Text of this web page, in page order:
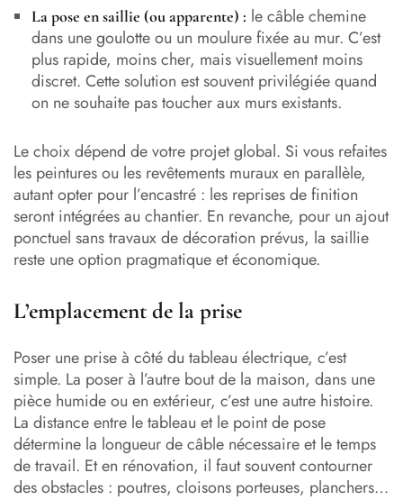
La pose en saillie (ou apparente) : le câble chemine
dans une goulotte ou un moulure fixée au mur. C’est
plus rapide, moins cher, mais visuellement moins
discret. Cette solution est souvent privilégiée quand
on ne souhaite pas toucher aux murs existants.
Le choix dépend de votre projet global. Si vous refaites
les peintures ou les revêtements muraux en parallèle,
autant opter pour l’encastré : les reprises de finition
seront intégrées au chantier. En revanche, pour un ajout
ponctuel sans travaux de décoration prévus, la saillie
reste une option pragmatique et économique.
L’emplacement de la prise
Poser une prise à côté du tableau électrique, c’est
simple. La poser à l’autre bout de la maison, dans une
pièce humide ou en extérieur, c’est une autre histoire.
La distance entre le tableau et le point de pose
détermine la longueur de câble nécessaire et le temps
de travail. Et en rénovation, il faut souvent contourner
des obstacles : poutres, cloisons porteuses, planchers…